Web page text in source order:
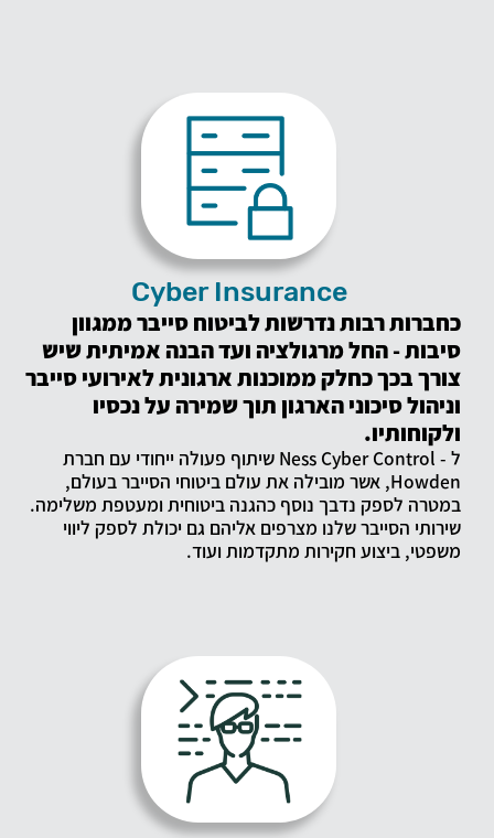
Cyber Insurance
כחברות רבות נדרשות לביטוח סייבר ממגוון
סיבות- החל מרגולציה ועד הבנה אמיתית שיש
צורך בכך כחלק ממוכנות ארגונית לאירועי סייבר
וניהול סיכוני הארגון תוך שמירה על נכסיו
ולקוחותיו.
ל - Ness Cyber Control שיתוף פעולה ייחודי עם חברת
Howden, אשר מובילה את עולם ביטוחי הסייבר בעולם,
במטרה לספק נדבך נוסף כהגנה ביטוחית ומעטפת משלימה.
שירותי הסייבר שלנו מצרפים אליהם גם יכולת לספק ליווי
משפטי, ביצוע חקירות מתקדמות ועוד.